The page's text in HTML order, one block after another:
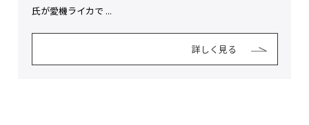
氏が愛機ライカで ...
詳しく見る